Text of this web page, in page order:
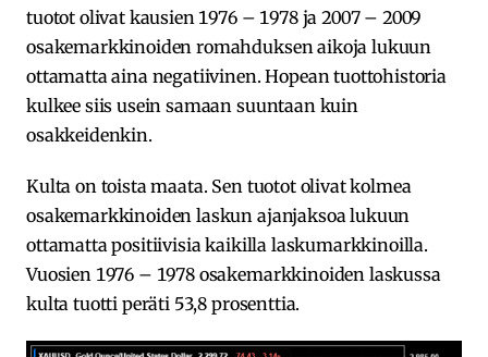
tuotot olivat kausien 1976 – 1978 ja 2007 – 2009
osakemarkkinoiden romahduksen aikoja lukuun
ottamatta aina negatiivinen. Hopean tuottohistoria
kulkee siis usein samaan suuntaan kuin
osakkeidenkin.
Kulta on toista maata. Sen tuotot olivat kolmea
osakemarkkinoiden laskun ajanjaksoa lukuun
ottamatta positiivisia kaikilla laskumarkkinoilla.
Vuosien 1976 – 1978 osakemarkkinoiden laskussa
kulta tuotti peräti 53,8 prosenttia.